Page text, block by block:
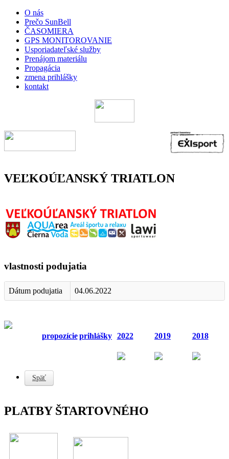
O nás
Prečo SunBell
ČASOMIERA
GPS MONITOROVANIE
Usporiadateľské služby
Prenájom materiálu
Propagácia
zmena prihlášky
kontakt
VEĽKOÚĽANSKÝ TRIATLON
vlastnosti podujatia
Dátum podujatia 04.06.2022
propozície prihlášky 2022 2019 2018
Späť
PLATBY ŠTARTOVNÉHO